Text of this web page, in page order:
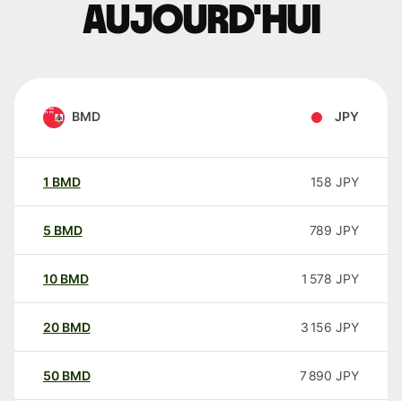
aujourd'hui
BMD JPY
1 BMD 158 JPY
5 BMD 789 JPY
10 BMD 1 578 JPY
20 BMD 3 156 JPY
50 BMD 7 890 JPY